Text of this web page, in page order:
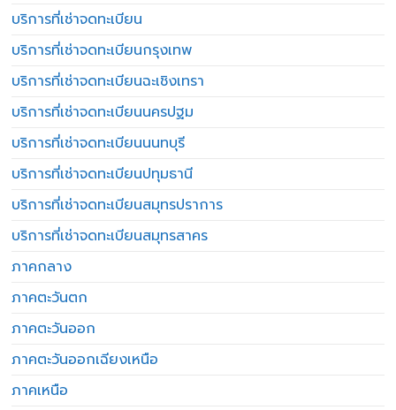
บริการที่เช่าจดทะเบียน
บริการที่เช่าจดทะเบียนกรุงเทพ
บริการที่เช่าจดทะเบียนฉะเชิงเทรา
บริการที่เช่าจดทะเบียนนครปฐม
บริการที่เช่าจดทะเบียนนนทบุรี
บริการที่เช่าจดทะเบียนปทุมธานี
บริการที่เช่าจดทะเบียนสมุทรปราการ
บริการที่เช่าจดทะเบียนสมุทรสาคร
ภาคกลาง
ภาคตะวันตก
ภาคตะวันออก
ภาคตะวันออกเฉียงเหนือ
ภาคเหนือ